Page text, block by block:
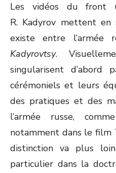
Les vidéos du front
R. Kadyrov mettent
existe entre l’armée
Kadyrovtsy.
singularisent d’abord
cérémoniels et leurs
des pratiques et des
l’armée russe,
notamment dans le film
distinction va plus
particulier dans la